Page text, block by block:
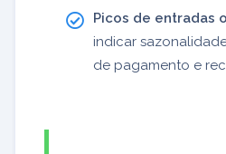
Picos de entradas
indicar
de pagamento e